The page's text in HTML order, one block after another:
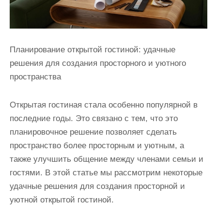
Планирование открытой гостиной: удачные
решения для создания просторного и уютного
пространства
Открытая гостиная стала особенно популярной в
последние годы. Это связано с тем, что это
планировочное решение позволяет сделать
пространство более просторным и уютным, а
также улучшить общение между членами семьи и
гостями. В этой статье мы рассмотрим некоторые
удачные решения для создания просторной и
уютной открытой гостиной.